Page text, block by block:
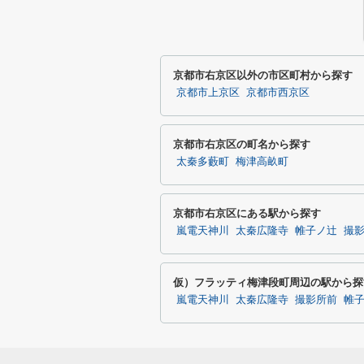
京都市右京区以外の市区町村から探す
京都市上京区 京都市西京区
京都市右京区の町名から探す
太秦多藪町 梅津高畝町
京都市右京区にある駅から探す
嵐電天神川 太秦広隆寺 帷子ノ辻 撮
仮）フラッティ梅津段町周辺の駅から
嵐電天神川 太秦広隆寺 撮影所前 帷